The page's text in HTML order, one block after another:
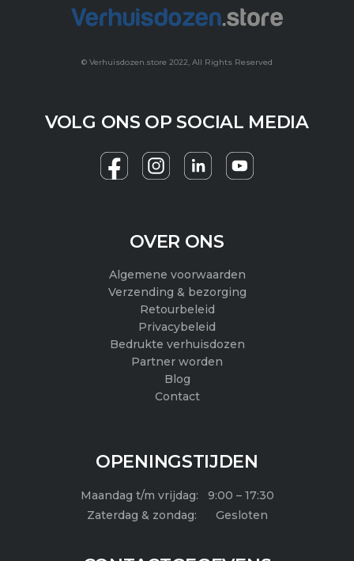
© Verhuisdozen.store 2022, All Rights Reserved
VOLG ONS OP SOCIAL MEDIA
F
a
b
o
k
I
n
t
a
g
r
a
m
Y
o
u
b
OVER ONS
Algemene voorwaarden
Verzending & bezorging
Retourbeleid
Privacybeleid
Bedrukte verhuisdozen
Partner worden
Blog
Contact
OPENINGSTIJDEN
Maandag t/m vrijdag: 9:00 – 17:30
Zaterdag & zondag: Gesloten